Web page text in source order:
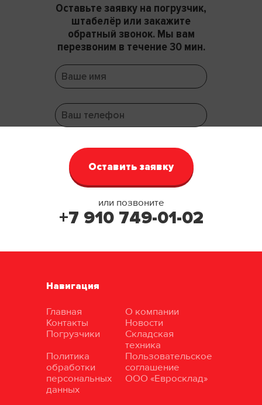
Оставьте заявку на погрузчик,
штабелёр или закажите
обратный звонок. Мы вам
перезвоним в течение 30 мин.
или позвоните
+7 910 749-01-02
Навигация
Главная
О компании
Контакты
Новости
Погрузчики
Складская
техника
Политика
обработки
персональных
данных
Пользовательское
соглашение
ООО «Евросклад»